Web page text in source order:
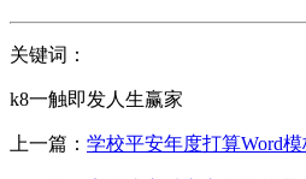
关键词：
k8一触即发人生赢家
上一篇： 学校平安年度打算Word